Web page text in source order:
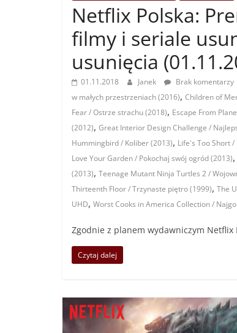
Netflix Polska:
filmy i seriale
usunięcia
01.11.2018 Janek Brak komentarzy
w małych przestrzeniach (2016), Children of
Fear / Ostrze strachu (2018), Escape From
(2012), Great Interior Design Challenge /
Hummingbird / Koliber (2013), Life's Too Short
Love Your Garden / Pokochaj swój ogród (2013),
(2013), Teenage Mutant Ninja Turtles 2 /
Thirteenth Floor / Trzynaste piętro (1999), The
UHD, Worst Cooks in America Collection /
Zgodnie z planem wydawniczym
Czytaj dalej